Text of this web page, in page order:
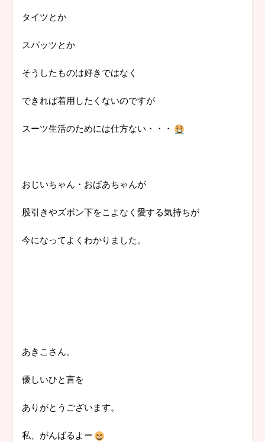
タイツとか
スパッツとか
そうしたものは好きではなく
できれば着用したくないのですが
スーツ生活のためには仕方ない・・・
おじいちゃん・おばあちゃんが
股引きやズボン下をこよなく愛する気持ちが
今になってよくわかりました。
あきこさん。
優しいひと言を
ありがとうございます。
私、がんばるよー